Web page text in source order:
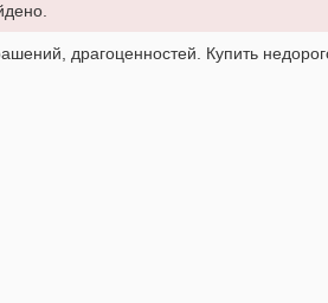
драгоценностей. Купить